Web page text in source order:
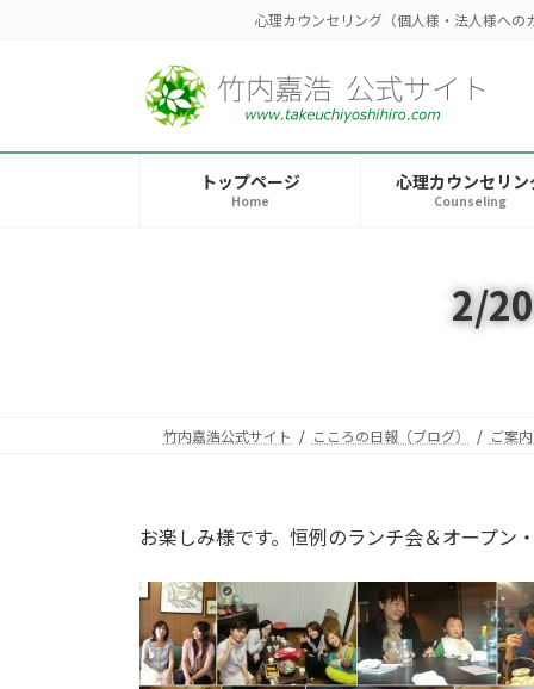
へ
ョ
心理カウンセリング（個人様・法人様へ
トップページ
Home
心理カウンセリン
Counseling
2/
竹内嘉浩公式サイト こころの日報（ブログ） ご案
お楽しみ様です。恒例のランチ会＆オープ